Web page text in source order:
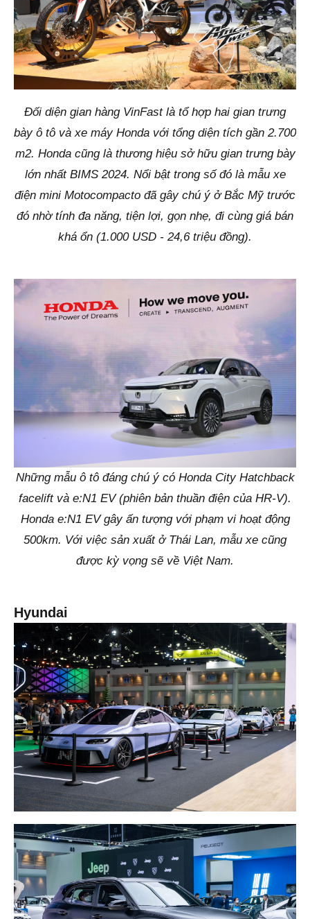
Đối diện gian hàng VinFast là tổ hợp hai gian trưng
bày ô tô và xe máy Honda với tổng diện tích gần 2.700
m2. Honda cũng là thương hiệu sở hữu gian trưng bày
lớn nhất BIMS 2024. Nổi bật trong số đó là mẫu xe
điện mini Motocompacto đã gây chú ý ở Bắc Mỹ trước
đó nhờ tính đa năng, tiện lợi, gọn nhẹ, đi cùng giá bán
khá ổn (1.000 USD - 24,6 triệu đồng).
Những mẫu ô tô đáng chú ý có Honda City Hatchback
facelift và e:N1 EV (phiên bản thuần điện của HR-V).
Honda e:N1 EV gây ấn tượng với phạm vi hoạt động
500km. Với việc sản xuất ở Thái Lan, mẫu xe cũng
được kỳ vọng sẽ về Việt Nam.
Hyundai